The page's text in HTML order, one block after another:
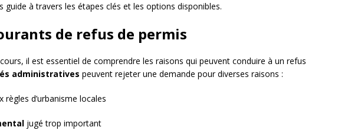
guide à travers les étapes clés et les options disponibles.
de refus de permis
il est essentiel de comprendre les raisons qui peuvent conduire à un refus
administratives peuvent rejeter une demande pour diverses raisons :
règles d’urbanisme locales
jugé trop important